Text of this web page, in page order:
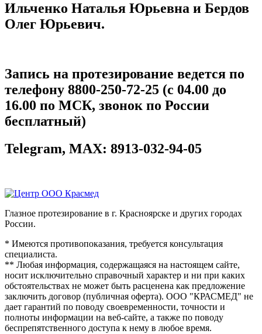
Ильченко Наталья Юрьевна и Бердов
Олег Юрьевич.
Запись на протезирование ведется по
телефону 8800-250-72-25 (с 04.00 до
16.00 по МСК, звонок по России
бесплатный)
Telegram, MAX: 8913-032-94-05
Глазное протезирование в г. Красноярске и других городах
России.
* Имеются противопоказания, требуется консультация
специалиста.
** Любая информация, содержащаяся на настоящем сайте,
носит исключительно справочный характер и ни при каких
обстоятельствах не может быть расценена как предложение
заключить договор (публичная оферта). ООО "КРАСМЕД" не
дает гарантий по поводу своевременности, точности и
полноты информации на веб-сайте, а также по поводу
беспрепятственного доступа к нему в любое время.